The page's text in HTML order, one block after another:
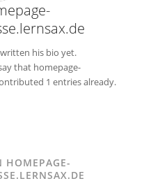
his bio yet.
that homepage-
1 entries already.
HOMEPAGE-